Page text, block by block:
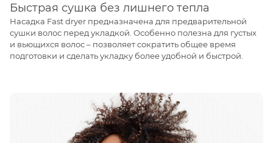
Быстрая сушка без лишнего тепла
Насадка Fast dryer предназначена для предварительной
сушки волос перед укладкой. Особенно полезна для густых
и вьющихся волос – позволяет сократить общее время
подготовки и сделать укладку более удобной и быстрой.